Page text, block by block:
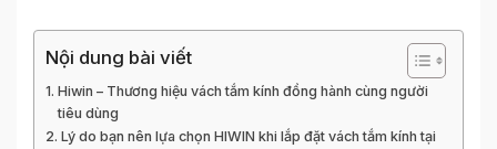
Nội dung bài viết
Hiwin – Thương hiệu vách tắm kính đồng hành cùng người
tiêu dùng
Lý do bạn nên lựa chọn HIWIN khi lắp đặt vách tắm kính tại